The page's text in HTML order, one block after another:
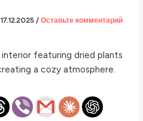
17.12.2025/Оставьте комментарий